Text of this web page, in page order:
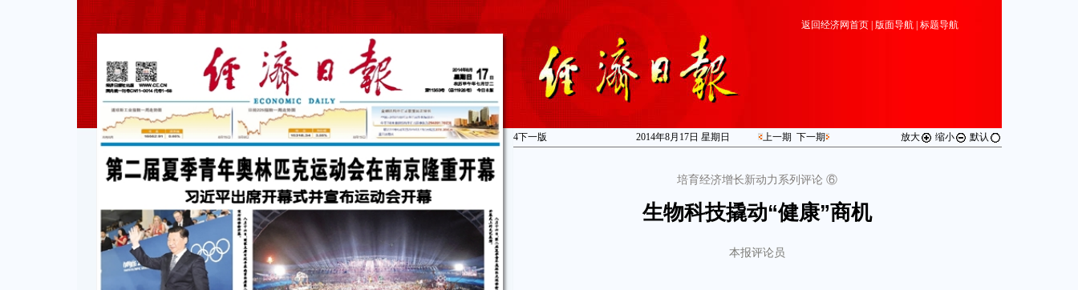
返回经济网首页| 版面导航| 标题导航
4下一版 2014年8月17日 星期 日 上一期 下一期 放大 缩小 默认
培育经济增长新动力系列评论 ⑥
生物科技撬动“健康”商机
本报评论员